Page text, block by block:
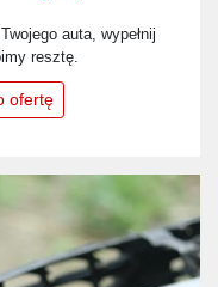
auta, wypełnij
resztę.
ofertę